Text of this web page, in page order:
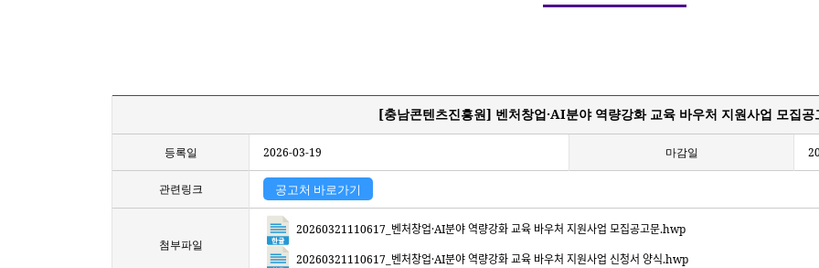
[충남콘텐츠진흥원] 벤처창업·AI분야 역량강화 교육 바우처 지원사업 모집공
등록일 2026-03-19 마감일
관련링크 공고처 바로가기
첨부파일
20260321110617_벤처창업·AI분야 역량강화 교육 바우처 지원사업 모집공고문.hwp
20260321110617_벤처창업·AI분야 역량강화 교육 바우처 지원사업 신청서 양식.hwp